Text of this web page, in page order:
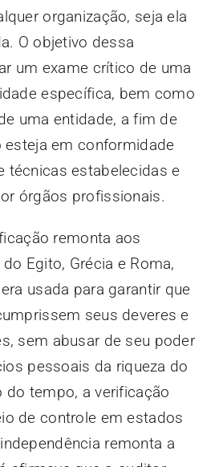
Contato
Blog
organização, seja ela
O objetivo dessa
um exame crítico de uma
específica, bem como
uma entidade, a fim de
esteja em conformidade
técnicas estabelecidas e
órgãos profissionais.
remonta aos
Egito, Grécia e Roma,
usada para garantir que
seus deveres e
sem abusar de seu poder
pessoais da riqueza do
do tempo, a verificação
de controle em estados
remonta a